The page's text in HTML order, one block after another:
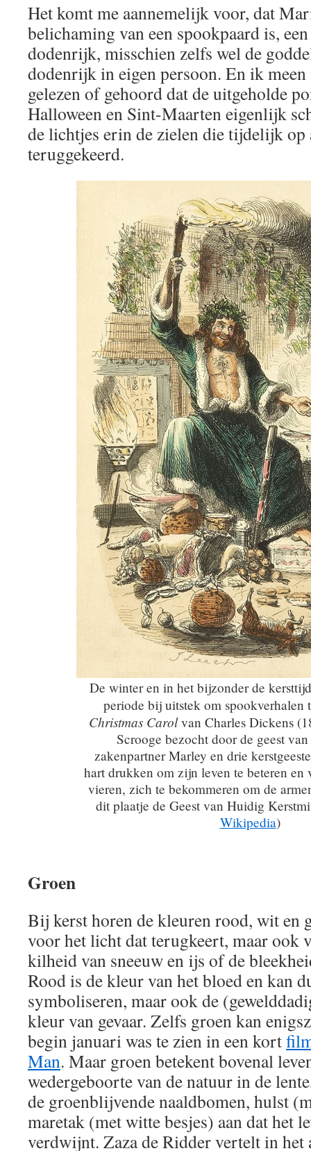
Het komt me aannemelijk voor, dat
belichaming van een spookpaard is,
dodenrijk, misschien zelfs wel de
dodenrijk in eigen persoon. En ik meen
gelezen of gehoord dat de uitgeholde
Halloween en Sint-Maarten eigenlijk
de lichtjes erin de zielen die tijdelijk op
teruggekeerd.
De winter en in het bijzonder de
periode bij uitstek om
Christmas Carolvan Charles Dickens
Scrooge bezocht door de geest
zakenpartner Marley en drie
hart drukken om zijn leven te beteren en
vieren, zich te bekommeren om de
dit plaatje de Geest van Huidig
Wikipedia)
Groen
Bij kerst horen de kleuren rood, wit en
voor het licht dat terugkeert, maar ook
kilheid van sneeuw en ijs of de
Rood is de kleur van het bloed en kan
symboliseren, maar ook de
kleur van gevaar. Zelfs groen kan
begin januari was te zien in een kort
Man. Maar groen betekent bovenal
wedergeboorte van de natuur in de
de groenblijvende naaldbomen, hulst
maretak (met witte besjes) aan dat het
verdwijnt. Zaza de Ridder vertelt in het